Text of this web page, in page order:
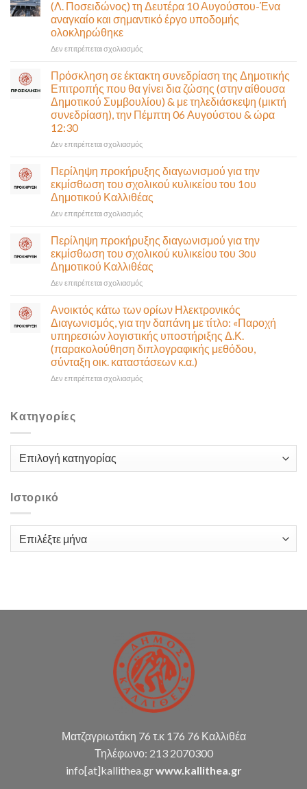
(Λ. Ποσειδώνος) τη Δευτέρα 10 Αυγούστου-Ένα
αναγκαίο και σημαντικό έργο υποδομής
ολοκληρώθηκε
Δεν επιτρέπεται σχολιασμόςστο
κυκλοφορία
η
Παλαιά
Παραλιακή
Ποσειδώνος)
10
Αυγούστου-
Ένα
αναγκαίο
σημαντικό
έργο
υποδομής
ολοκληρώθηκε
Πρόσκληση σε έκτακτη συνεδρίαση της Δημοτικής
Επιτροπής που θα γίνει δια ζώσης (στην αίθουσα
Δημοτικού Συμβουλίου) & με τηλεδιάσκεψη (μικτή
συνεδρίαση), την Πέμπτη 06 Αυγούστου & ώρα
12:30
Δεν επιτρέπεται σχολιασμόςστο
σε
έκτακτη
συνεδρίαση
της
Δημοτικής
που
θα
γίνει
δια
ζώσης
αίθουσα
Δημοτικού
Συμβουλίου)
&
με
τηλεδιάσκεψη
(μικτή
&
12:30
Περίληψη προκήρυξης διαγωνισμού για την
εκμίσθωση του σχολικού κυλικείου του 1ου
Δημοτικού Καλλιθέας
Δεν επιτρέπεται σχολιασμόςστο
προκήρυξης
διαγωνισμού
για
την
εκμίσθωση
σχολικού
κυλικείου
του
1ου
Δημοτικού
Καλλιθέας
Περίληψη προκήρυξης διαγωνισμού για την
εκμίσθωση του σχολικού κυλικείου του 3ου
Δημοτικού Καλλιθέας
Δεν επιτρέπεται σχολιασμόςστο
προκήρυξης
διαγωνισμού
για
την
εκμίσθωση
του
σχολικού
Ανοικτός κάτω των ορίων Ηλεκτρονικός
Διαγωνισμός, για την δαπάνη με τίτλο: «Παροχή
υπηρεσιών λογιστικής υποστήριξης Δ.Κ.
(παρακολούθηση διπλογραφικής μεθόδου,
σύνταξη οικ. καταστάσεων κ.α.)
Δεν επιτρέπεται σχολιασμόςστο
Διαγωνισμός,
την
υποστήριξης
σύνταξη
καταστάσεων
κ.α.)
Κατηγορίες
Κατηγορίες
Ιστορικό
Ιστορικό
Ματζαγριωτάκη 76 τ.κ 176 76 Καλλιθέα
Τηλέφωνο: 213 2070300
info[at]kallithea.grwww.kallithea.gr